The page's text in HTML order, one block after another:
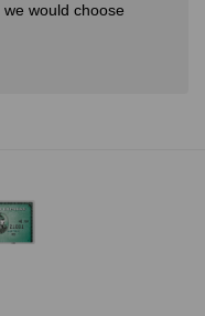
con la posibilidad de